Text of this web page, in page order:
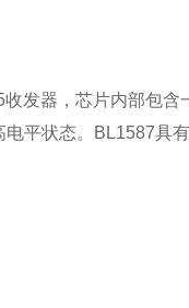
发器，芯片内部包
平状态。BL1587具